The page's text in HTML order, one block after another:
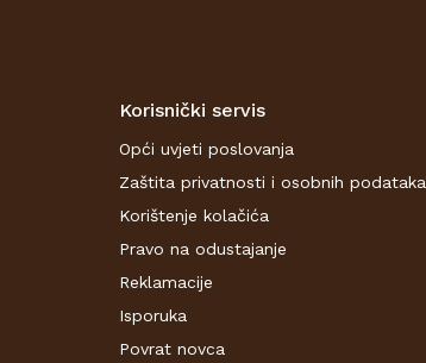
Korisnički servis
Opći uvjeti poslovanja
Zaštita privatnosti i osobnih podataka
Korištenje kolačića
Pravo na odustajanje
Reklamacije
Isporuka
Povrat novca